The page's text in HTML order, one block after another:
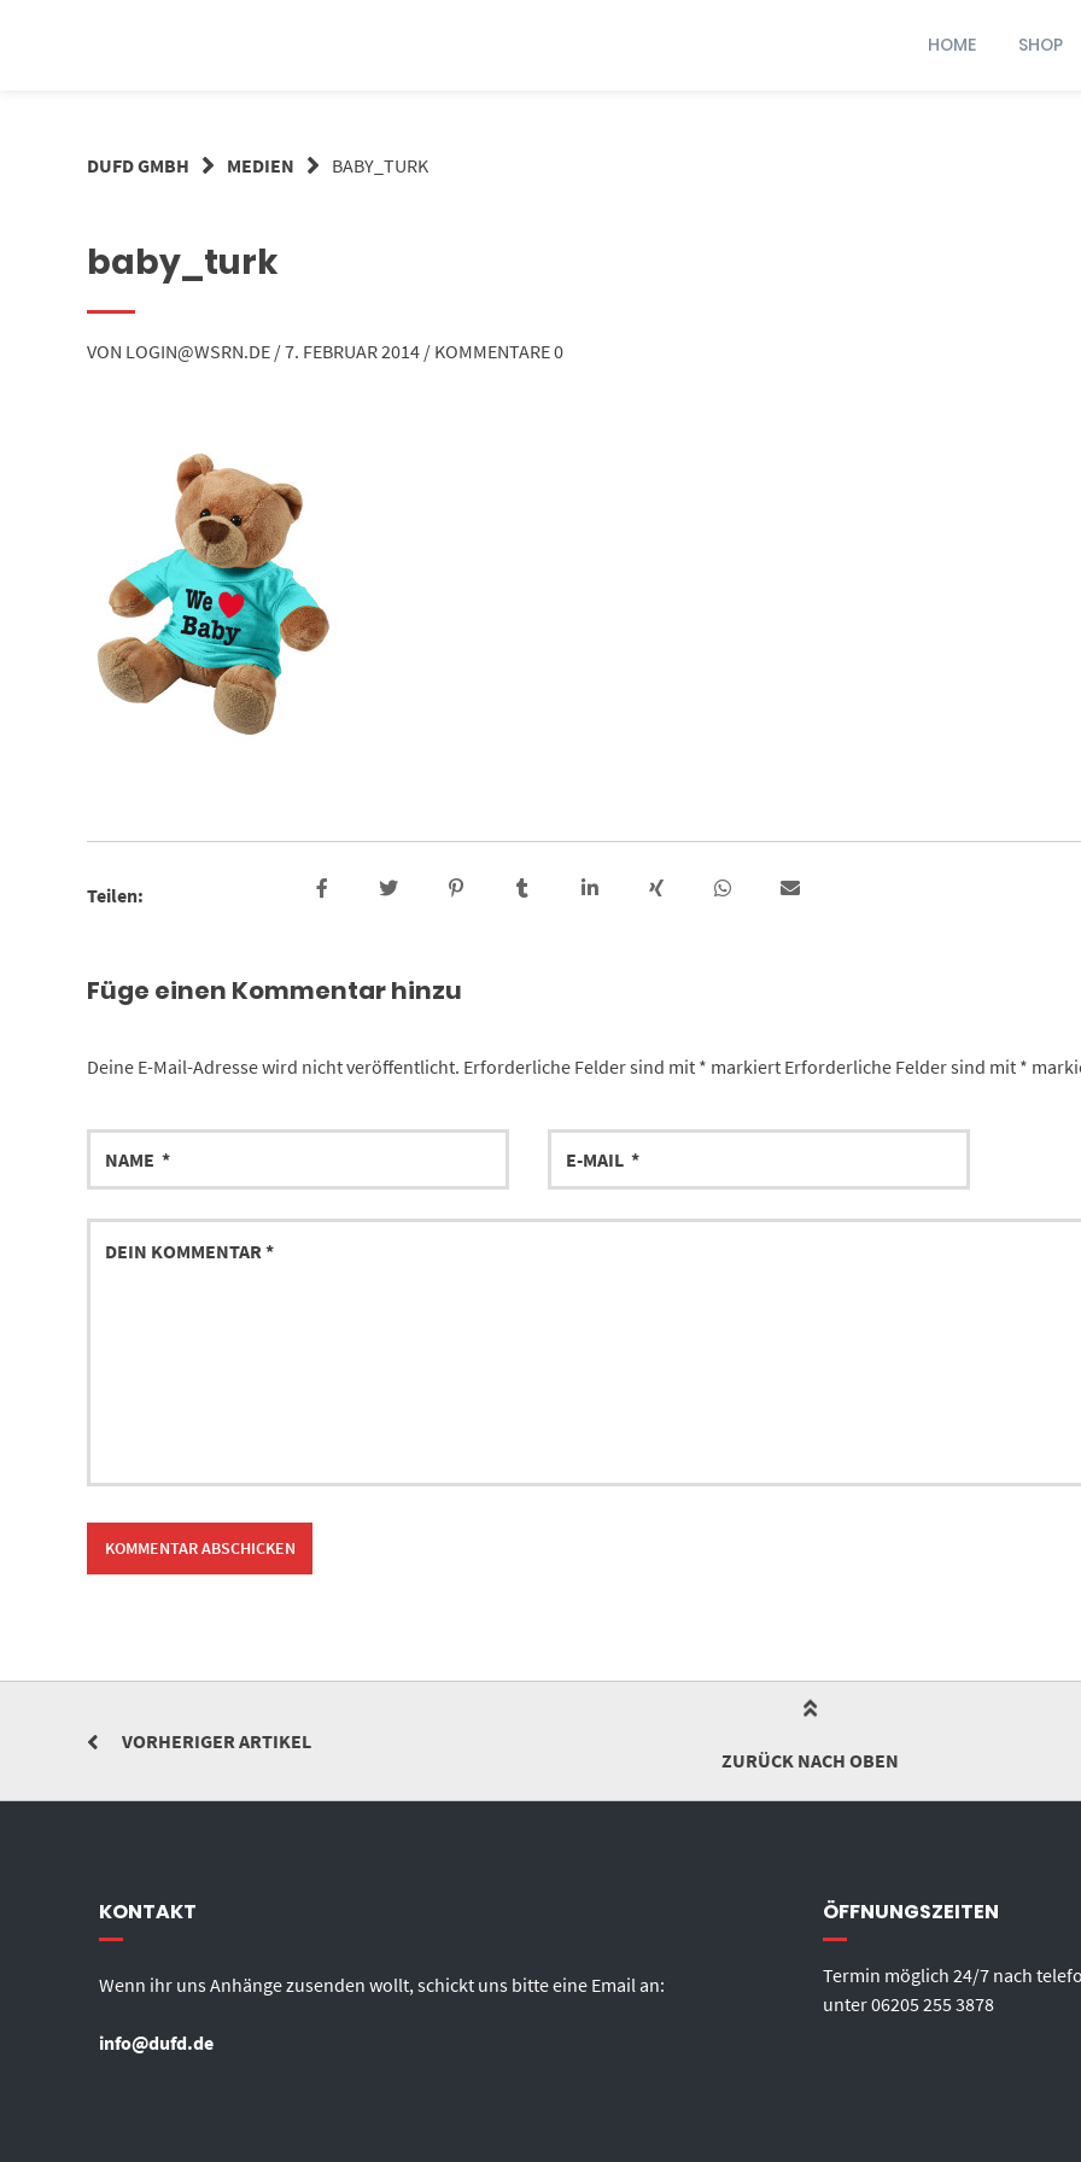
HOME SHOP
DUFD GMBH MEDIEN BABY_TURK
baby_turk
VON LOGIN@WSRN.DE /7. FEBRUAR 2014 / KOMMENTARE 0
Teilen:
Füge einen Kommentar hinzu
Deine E-Mail-Adresse wird nicht veröffentlicht. Erforderliche Felder sind mit * markiertErforderliche Felder sind mit *
VORHERIGER ARTIKEL
ZURÜCK NACH OBEN
KONTAKT
Wenn ihr uns Anhänge zusenden wollt, schickt uns bitte eine Email an:
info@dufd.de
ÖFFNUNGSZEITEN
Termin möglich 24/7 nach
unter06205 255 3878